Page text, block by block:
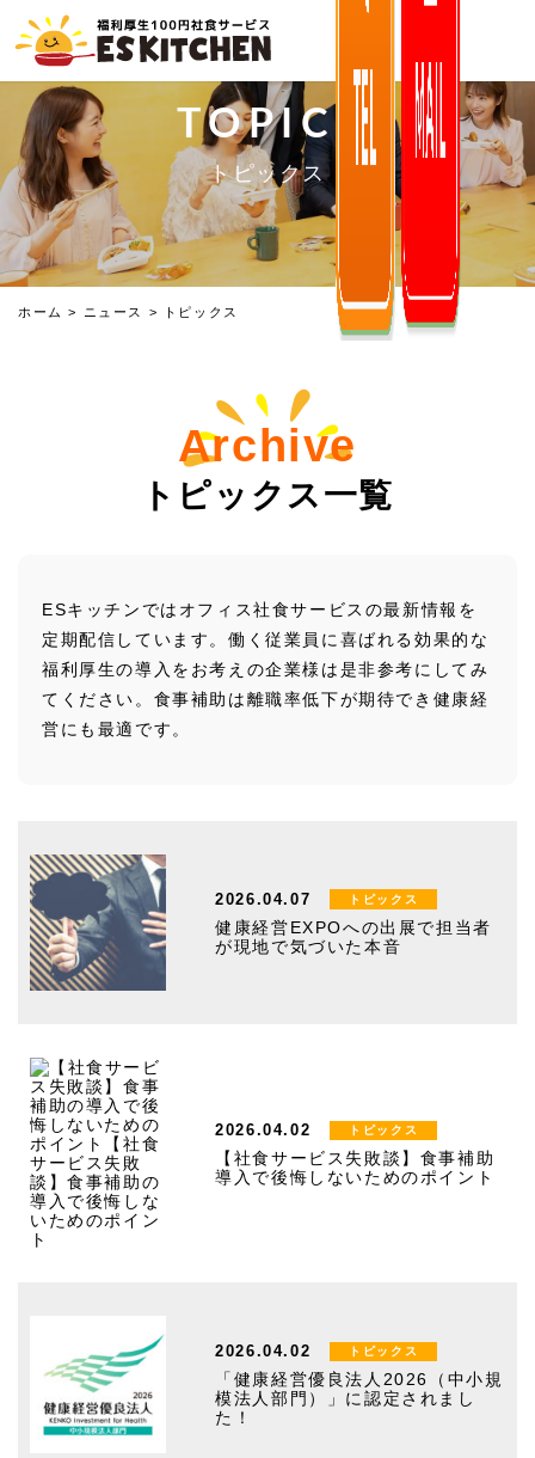
TOPICS
トピックス
ホーム > ニュース > トピックス
Archive
トピックス一覧
ESキッチンではオフィス社食サービスの最新情報を
定期配信しています。働く従業員に喜ばれる効果的な
福利厚生の導入をお考えの企業様は是非参考にしてみ
てください。食事補助は離職率低下が期待でき健康経
営にも最適です。
2026.04.07 トピックス
健康経営EXPOへの出展で担当者
が現地で気づいた本音
2026.04.02 トピックス
【社食サービス失敗談】食事補助
導入で後悔しないためのポイント
2026.04.02 トピックス
「健康経営優良法人2026（中小規
模法人部門）」に認定されまし
た！